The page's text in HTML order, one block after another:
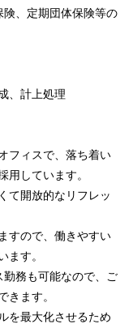
険、定期団体保険等の
、計上処理
フィスで、落ち着い
用しています。
て開放的なリフレッ
すので、働きやすい
ます。
勤務も可能なので、ご
きます。
を最大化させるため